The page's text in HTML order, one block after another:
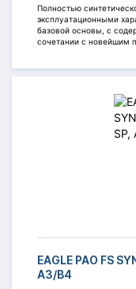
Полностью
эксплуатационными
базовой основы, с
сочетании с новейшим
EAGLE PAO FS
A3/B4